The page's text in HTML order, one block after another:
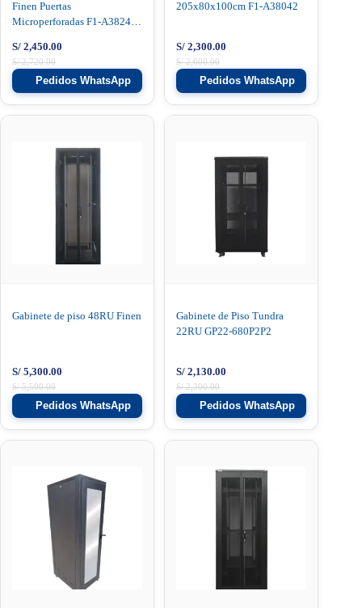
Finen Puertas
Microperforadas F1-A38242-
S/2,720.00
S/ 2,450.00
Pedidos WhatsApp
205x80x100cm F1-A38042
S/2,600.00
S/ 2,300.00
Pedidos WhatsApp
Gabinete de piso 48RU Finen
S/5,500.00
S/ 5,300.00
Pedidos WhatsApp
Gabinete de Piso Tundra
22RU GP22-680P2P2
S/2,300.00
S/ 2,130.00
Pedidos WhatsApp